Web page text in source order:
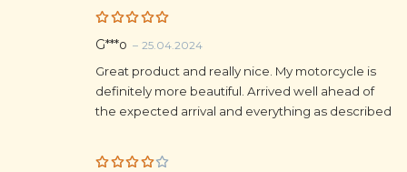
Rated5
G***o – 25.04.2024
Great product and really nice. My motorcycle is
definitely more beautiful. Arrived well ahead of
the expected arrival and everything as described